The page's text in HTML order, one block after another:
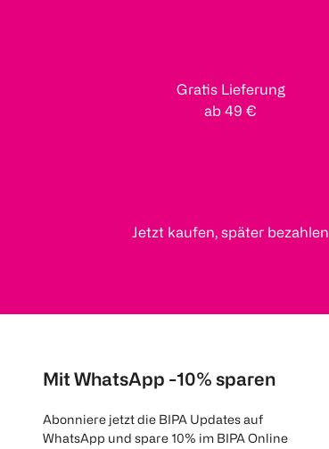
Gratis Lieferung
ab 49 €
Jetzt kaufen, später bezahlen
Mit WhatsApp -10% sparen
Abonniere jetzt die BIPA Updates auf
WhatsApp und spare 10% im BIPA Online